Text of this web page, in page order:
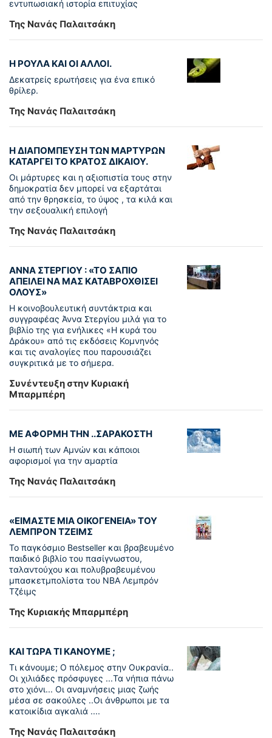
εντυπωσιακή ιστορία επιτυχίας
Της Νανάς Παλαιτσάκη
Η ΡΟΥΛΑ ΚΑΙ ΟΙ ΑΛΛΟΙ.
Δεκατρείς ερωτήσεις για ένα επικό
θρίλερ.
Της Νανάς Παλαιτσάκη
Η ΔΙΑΠΟΜΠΕΥΣΗ ΤΩΝ ΜΑΡΤΥΡΩΝ
ΚΑΤΑΡΓΕΙ ΤΟ ΚΡΑΤΟΣ ΔΙΚΑΙΟΥ.
Οι μάρτυρες και η αξιοπιστία τους στην
δημοκρατία δεν μπορεί να εξαρτάται
από την θρησκεία, το ύψος , τα κιλά και
την σεξουαλική επιλογή
Της Νανάς Παλαιτσάκη
ΑΝΝΑ ΣΤΕΡΓΙΟΥ : «ΤΟ ΣΑΠΙΟ
ΑΠΕΙΛΕΙ ΝΑ ΜΑΣ ΚΑΤΑΒΡΟΧΘΙΣΕΙ
ΟΛΟΥΣ»
Η κοινοβουλευτική συντάκτρια και
συγγραφέας Άννα Στεργίου μιλά για το
βιβλίο της για ενήλικες «Η κυρά του
Δράκου» από τις εκδόσεις Κομνηνός
και τις αναλογίες που παρουσιάζει
συγκριτικά με το σήμερα.
Συνέντευξη στην Κυριακή
Μπαρμπέρη
ΜΕ ΑΦΟΡΜΗ ΤΗΝ ..ΣΑΡΑΚΟΣΤΗ
Η σιωπή των Αμνών και κάποιοι
αφορισμοί για την αμαρτία
Της Νανάς Παλαιτσάκη
«ΕΙΜΑΣΤΕ ΜΙΑ ΟΙΚΟΓΕΝΕΙΑ» ΤΟΥ
ΛΕΜΠΡΟΝ ΤΖΕΙΜΣ
To παγκόσµιο Bestseller και βραβευµένο
παιδικό βιβλίο του πασίγνωστου,
ταλαντούχου και πολυβραβευµένου
µπασκετµπολίστα του NBA Λεµπρόν
Τζέιμς
Της Κυριακής Μπαρμπέρη
ΚΑΙ ΤΩΡΑ ΤΙ ΚΑΝΟΥΜΕ ;
Τι κάνουμε; Ο πόλεμος στην Ουκρανία..
Οι χιλιάδες πρόσφυγες ...Τα νήπια πάνω
στο χιόνι... Οι αναμνήσεις μιας ζωής
μέσα σε σακούλες ..Οι άνθρωποι με τα
κατοικίδια αγκαλιά ....
Της Νανάς Παλαιτσάκη